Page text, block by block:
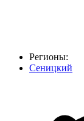
Регионы:
Сеницкий